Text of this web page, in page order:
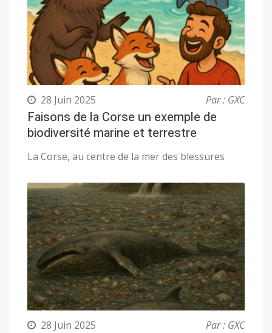
28 Juin 2025 Par : GXC
Faisons de la Corse un exemple de
biodiversité marine et terrestre
La Corse, au centre de la mer des blessures
28 Juin 2025 Par : GXC